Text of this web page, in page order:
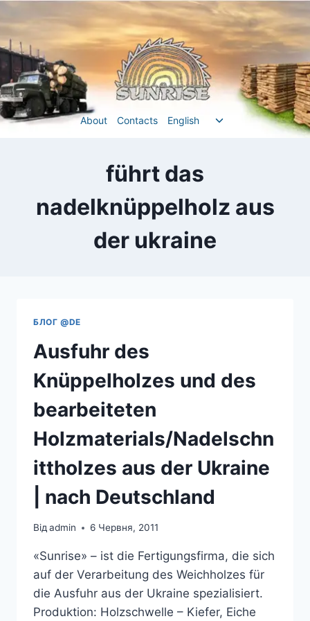
Перейти
до
вмісту
About Contacts English
Перемкнути
führt das
nadelknüppelholz aus
der ukraine
БЛОГ @DE
Ausfuhr des
Knüppelholzes und des
bearbeiteten
Holzmaterials/Nadelschn
ittholzes aus der Ukraine
| nach Deutschland
Відadmin 6 Червня, 2011
«Sunrise» – ist die Fertigungsfirma, die sich
auf der Verarbeitung des Weichholzes für
die Ausfuhr aus der Ukraine spezialisiert.
Produktion: Holzschwelle – Kiefer, Eiche